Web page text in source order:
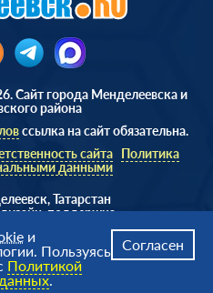
Сайт города Менделеевска и
района
ссылка на сайт обязательна.
сайта Политика
данными
Татарстан
дизайн, поддержка
и
Пользуясь
Политикой
.
Согласен